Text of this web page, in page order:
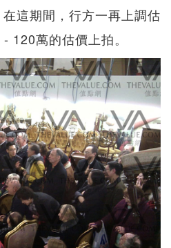
這期間，行方一再上調估
120萬的估價上拍。